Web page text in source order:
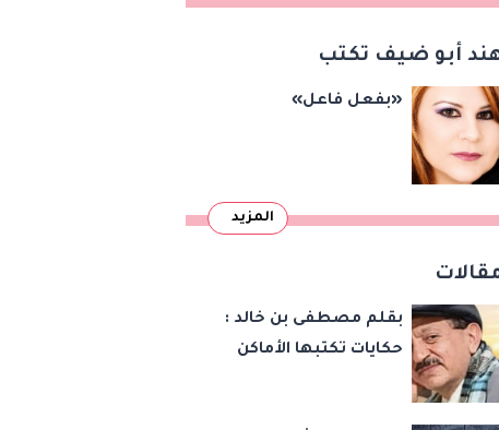
أبو ضيف تكتب
«بفعل فاعل»
المزيد
بقلم مصطفى بن خالد :
حكايات تكتبها الأماكن